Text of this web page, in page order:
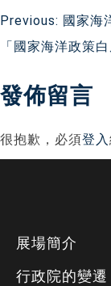
文
導
覽
Previous: 國家海
「國家海洋政策白
發佈留言
很抱歉，必須登入
展場簡介
行政院的變遷